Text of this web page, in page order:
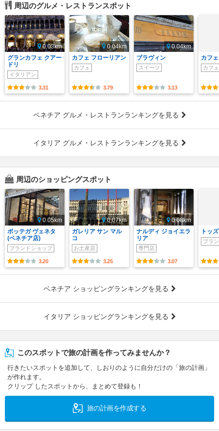
周辺のグルメ・レストランスポット
0.03km
グランカフェ クアー
ドリ
イタリアン
3.31
0.04km
カフェ フローリアン
カフェ
3.79
0.04km
ブラヴィン
スイーツ
3.13
カフ
カフェ
ベネチア グルメ・レストランランキングを見る
イタリア グルメ・レストランランキングを見る
周辺のショッピングスポット
0.05km
ボッテガ ヴェネタ
(ベネチア店)
ブランドショップ
3.20
0.07km
ガレリア サン マル
コ
お土産店
3.25
0.08km
ナルディ ジョイエラ
リア
専門店
3.07
トッ
ブラ
ベネチア ショッピングランキングを見る
イタリア ショッピングランキングを見る
このスポットで旅の計画を作ってみませんか？
行きたいスポットを追加して、しおりのように自分だけの「旅の計画」
が作れます。
クリップ したスポットから、まとめて登録も！
旅の計画を作成する